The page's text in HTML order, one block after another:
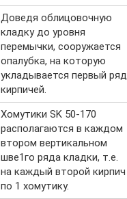
Доведя облицовочную
кладку до уровня
перемычки, сооружается
опалубка, на которую
укладывается первый ряд
кирпичей.
Хомутики SK 50-170
располагаются в каждом
втopoм вертикальном
шве1го ряда кладки, т.е.
на каждый втopoй кирпич
по 1 хомутику.